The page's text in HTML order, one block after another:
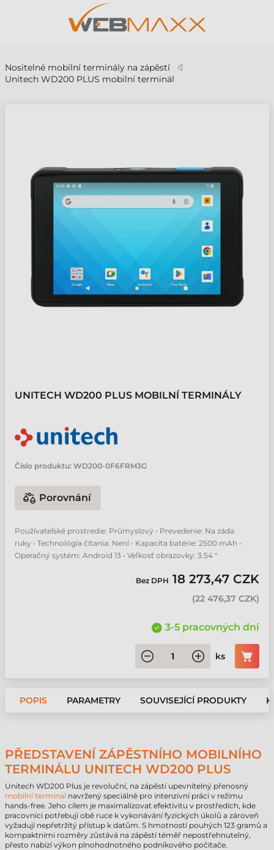
Nositelné mobilní terminály na zápěstí
Unitech WD200 PLUS mobilní terminál
UNITECH WD200 PLUS MOBILNÍ TERMINÁLY
Číslo produktu: WD200-0F6FRM3G
Porovnání
Používateľské prostredie: Průmyslový • Prevedenie: Na záda
ruky • Technológia čítania: Není • Kapacita batérie: 2500 mAh •
Operačný systém: Android 13 • Veľkosť obrazovky: 3.54 "
Bez DPH 18 273,47 CZK
(22 476,37 CZK)
3-5 pracovných dní
ks
POPIS PARAMETRY SOUVISEJÍCÍ PRODUKTY
PŘEDSTAVENÍ ZÁPĚSTNÍHO MOBILNÍHO
TERMINÁLU UNITECH WD200 PLUS
Unitech WD200 Plus je revoluční, na zápěstí upevnitelný přenosný
mobilní terminál navržený speciálně pro intenzivní práci v režimu
hands-free. Jeho cílem je maximalizovat efektivitu v prostředích, kde
pracovníci potřebují obě ruce k vykonávání fyzických úkolů a zároveň
vyžadují nepřetržitý přístup k datům. S hmotností pouhých 123 gramů a
kompaktními rozměry zůstává na zápěstí téměř nepostřehnutelný,
přesto nabízí výkon plnohodnotného podnikového počítače.